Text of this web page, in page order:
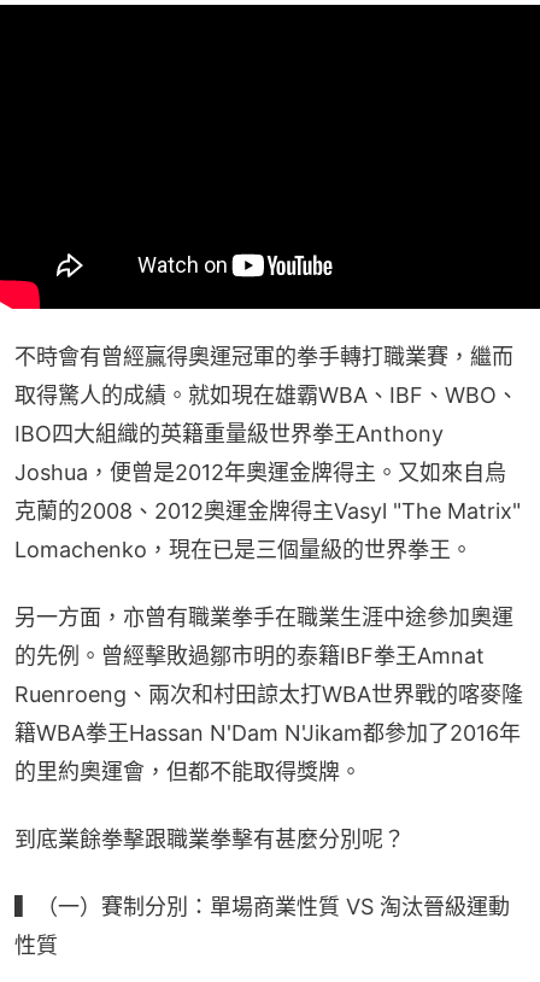
不時會有曾經贏得奧運冠軍的拳手轉打職業賽，繼而
取得驚人的成績。就如現在雄霸WBA、IBF、WBO、
IBO四大組織的英籍重量級世界拳王Anthony
Joshua，便曾是2012年奧運金牌得主。又如來自烏
克蘭的2008、2012奧運金牌得主Vasyl "The Matrix"
Lomachenko，現在已是三個量級的世界拳王。
另一方面，亦曾有職業拳手在職業生涯中途參加奧運
的先例。曾經擊敗過鄒市明的泰籍IBF拳王Amnat
Ruenroeng、兩次和村田諒太打WBA世界戰的喀麥隆
籍WBA拳王Hassan N'Dam N'Jikam都參加了2016年
的里約奧運會，但都不能取得獎牌。
到底業餘拳擊跟職業拳擊有甚麼分別呢？
▍（一）賽制分別：單場商業性質 VS 淘汰晉級運動
性質